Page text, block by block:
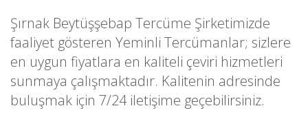
Şırnak Beytüşşebap Tercüme Şirketimizde
faaliyet gösteren Yeminli Tercümanlar; sizlere
en uygun fiyatlara en kaliteli çeviri hizmetleri
sunmaya çalışmaktadır. Kalitenin adresinde
buluşmak için 7/24 iletişime geçebilirsiniz.